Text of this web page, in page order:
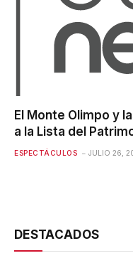
El Monte Olimpo y
a la Lista del
ESPECTÁCULOS JULIO 26,
DESTACADOS